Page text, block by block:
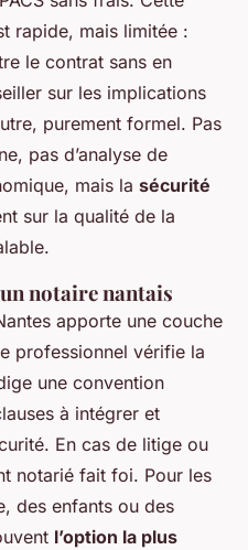
rapide, mais limitée :
le contrat sans en
sur les implications
purement formel. Pas
pas d’analyse de
mais la sécurité
sur la qualité de la
notaire nantais
apporte une couche
professionnel vérifie la
une convention
à intégrer et
En cas de litige ou
notarié fait foi. Pour les
des enfants ou des
l’option la plus